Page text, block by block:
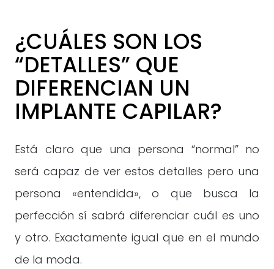
¿CUÁLES SON LOS
“DETALLES” QUE
DIFERENCIAN UN
IMPLANTE CAPILAR?
Está claro que una persona “normal” no
será capaz de ver estos detalles pero una
persona «entendida», o que busca la
perfección sí sabrá diferenciar cuál es uno
y otro. Exactamente igual que en el mundo
de la moda.